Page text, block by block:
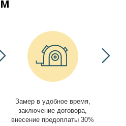
Замер в удобное время,
заключение договора,
внесение предоплаты 30%